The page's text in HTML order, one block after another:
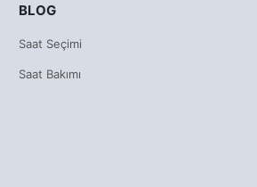
BLOG
Saat Seçimi
Saat Bakımı